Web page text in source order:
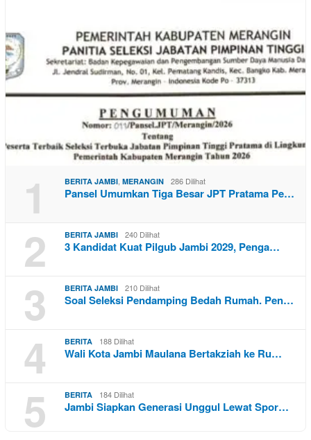
1 BERITA JAMBI MERANGIN 286 Dilihat
Pansel Umumkan Tiga Besar JPT Pratama Pe…
2 BERITA JAMBI 240 Dilihat
3 Kandidat Kuat Pilgub Jambi 2029, Penga…
3 BERITA JAMBI 210 Dilihat
Soal Seleksi Pendamping Bedah Rumah. Pen…
4 BERITA 188 Dilihat
Wali Kota Jambi Maulana Bertakziah ke Ru…
5 BERITA 184 Dilihat
Jambi Siapkan Generasi Unggul Lewat Spor…